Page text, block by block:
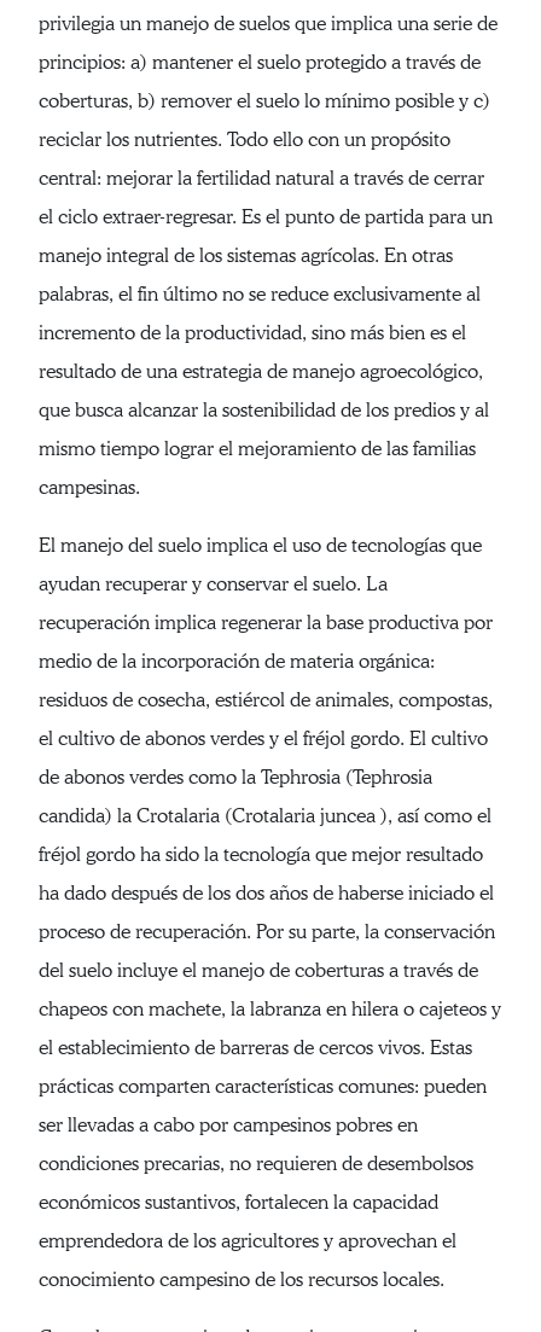
privilegia un manejo de suelos que implica una serie de
principios: a) mantener el suelo protegido a través de
coberturas, b) remover el suelo lo mínimo posible y c)
reciclar los nutrientes. Todo ello con un propósito
central: mejorar la fertilidad natural a través de cerrar
el ciclo extraer-regresar. Es el punto de partida para un
manejo integral de los sistemas agrícolas. En otras
palabras, el fin último no se reduce exclusivamente al
incremento de la productividad, sino más bien es el
resultado de una estrategia de manejo agroecológico,
que busca alcanzar la sostenibilidad de los predios y al
mismo tiempo lograr el mejoramiento de las familias
campesinas.
El manejo del suelo implica el uso de tecnologías que
ayudan recuperar y conservar el suelo. La
recuperación implica regenerar la base productiva por
medio de la incorporación de materia orgánica:
residuos de cosecha, estiércol de animales, compostas,
el cultivo de abonos verdes y el fréjol gordo. El cultivo
de abonos verdes como la Tephrosia (Tephrosia
candida) la Crotalaria (Crotalaria juncea ), así como el
fréjol gordo ha sido la tecnología que mejor resultado
ha dado después de los dos años de haberse iniciado el
proceso de recuperación. Por su parte, la conservación
del suelo incluye el manejo de coberturas a través de
chapeos con machete, la labranza en hilera o cajeteos y
el establecimiento de barreras de cercos vivos. Estas
prácticas comparten características comunes: pueden
ser llevadas a cabo por campesinos pobres en
condiciones precarias, no requieren de desembolsos
económicos sustantivos, fortalecen la capacidad
emprendedora de los agricultores y aprovechan el
conocimiento campesino de los recursos locales.